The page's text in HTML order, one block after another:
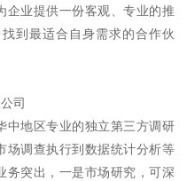
企业提供一份客观、专业的推
到最适合自身需求的合作伙
司
中地区专业的独立第三方调研
场调查执行到数据统计分析等
务突出，一是市场研究，可深